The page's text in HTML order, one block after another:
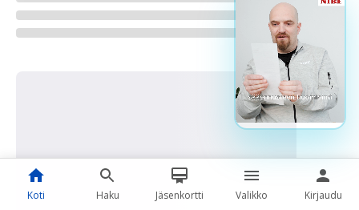
Koti Haku Jäsenkortti Valikko Kirjaudu